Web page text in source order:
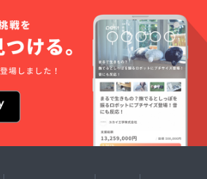
品のバ
ラつき
がござ
いま
す。 月
光工房
さ170ｍ
ｍ 容
量360ｍ
ｌ 日本
製ソー
ダガラ
ス ※耐
熱ガラ
スでは
ありま
せん。
加工品